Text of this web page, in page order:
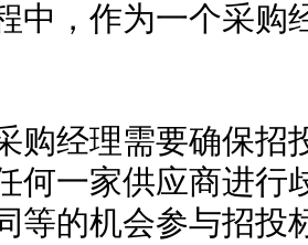
中，作为一个采购
购经理需要确保招
何一家供应商进行
等的机会参与招投